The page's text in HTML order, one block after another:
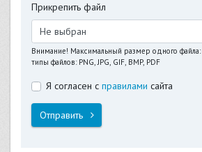
Прикрепить файл
Не выбран
Внимание! Максимальный размер одного файла:
типы файлов: PNG, JPG, GIF, BMP, PDF
Я согласен с правилами сайта
Отправить